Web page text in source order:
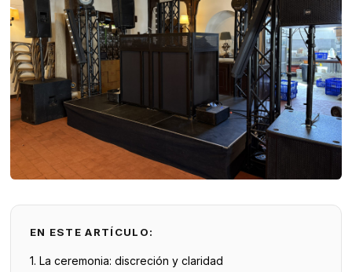
EN ESTE ARTÍCULO:
1. La ceremonia: discreción y claridad